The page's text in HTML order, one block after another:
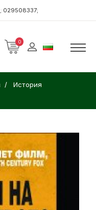
029508337;
0
История